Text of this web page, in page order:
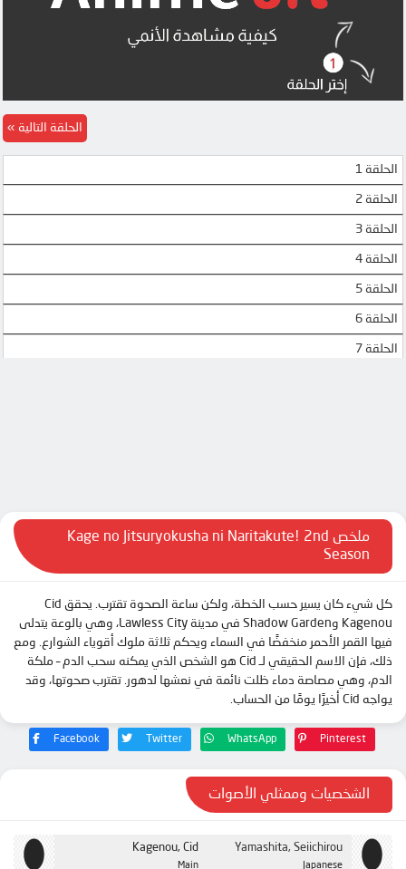
الحلقة 1
الحلقة 2
الحلقة 3
الحلقة 4
الحلقة 5
الحلقة 6
الحلقة 7
الحلقة التالية
ملخص Kage no Jitsuryokusha ni Naritakute! 2nd
Season
كل شيء كان يسير حسب الخطة، ولكن ساعة الصحوة تقترب. يحقق Cid
Kagenou وShadow Garden في مدينة Lawless City، وهي بالوعة يتدلى
فيها القمر الأحمر منخفضًا في السماء ويحكم ثلاثة ملوك أقوياء الشوارع. ومع
ذلك، فإن الاسم الحقيقي لـ Cid هو الشخص الذي يمكنه سحب الدم – ملكة
الدم، وهي مصاصة دماء ظلت نائمة في نعشها لدهور. تقترب صحوتها، وقد
يواجه Cid أخيرًا يومًا من الحساب.
Facebook Twitter WhatsApp Pinterest
الشخصيات وممثلي الأصوات
Kagenou, Cid
Main
Yamashita, Seiichirou
Japanese